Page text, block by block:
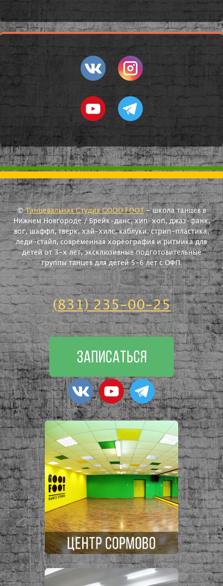
©Танцевальная Студия GOOD FOOT- школа танцев в
Нижнем Новгороде / Брейк-данс, хип-хоп, джаз-фанк,
вог, шаффл, тверк, хай-хилс, каблуки, стрип-пластика,
леди-стайл, современная хореография и ритмика для
детей от 3-х лет, эксклюзивные подготовительные
группы танцев для детей 5-6 лет с ОФП.
(831) 235-00-25